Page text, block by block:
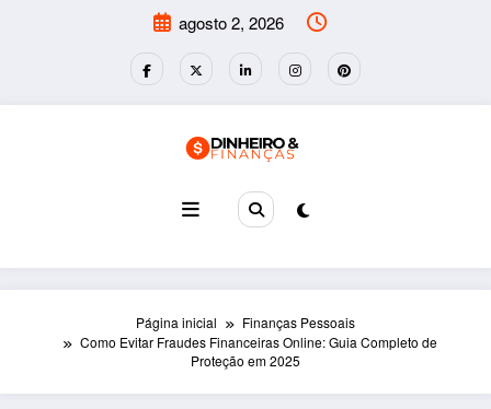
agosto 2, 2026
Página inicial
Finanças Pessoais
Como Evitar Fraudes Financeiras Online: Guia Completo de
Proteção em 2025